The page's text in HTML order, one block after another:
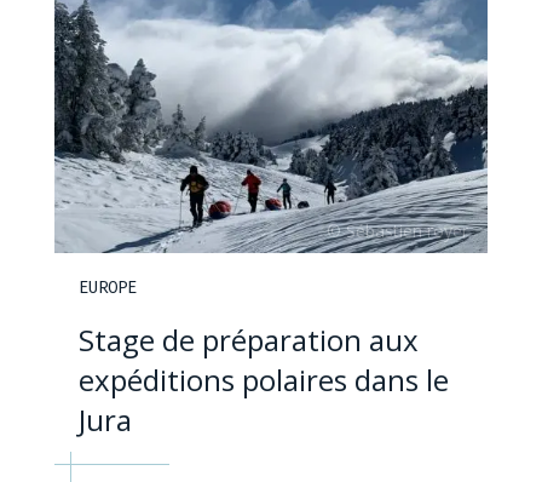
EUROPE
Stage de préparation aux
expéditions polaires dans le
Jura